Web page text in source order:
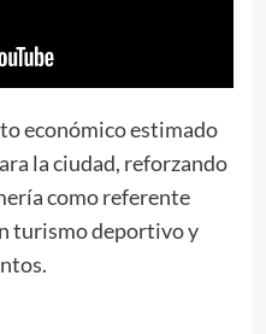
económico estimado
la ciudad, reforzando
como referente
turismo deportivo y